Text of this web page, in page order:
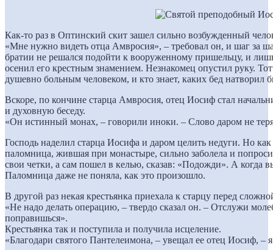
Как-то раз в Оптинский скит зашел сильно возбужденный
«Мне нужно видеть отца Амвросия», – требовал он, и шаг за
братии не решался подойти к вооруженному пришельцу, и
осенил его крестным знамением. Незнакомец опустил руку.
душевно больным человеком, и кто знает, каких бед натворил
Вскоре, по кончине старца Амвросия, отец Иосиф стал
и духовную беседу.
«Он истинный монах, – говорили иноки. – Слово даром не
Господь наделил старца Иосифа и даром целить недуги. Но
паломница, жившая при монастыре, сильно заболела и
свои четки, а сам пошел в келью, сказав: «Подожди». А когда
Паломница даже не поняла, как это произошло.
В другой раз некая крестьянка приехала к старцу перед
«Не надо делать операцию, – твердо сказал он. – Отслужи
поправишься».
Крестьянка так и поступила и получила исцеление.
«Благодари святого Пантелеимона, – увещал ее отец Иосиф, –